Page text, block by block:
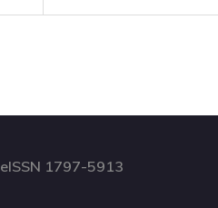
eISSN 1797-5913